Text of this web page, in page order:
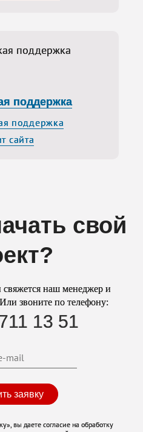
поддержка
поддержка
сайта
свой
свяжется наш менеджер и
звоните по телефону:
13 51
заявку
вы даете согласие на обработку